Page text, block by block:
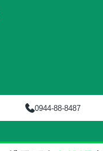
0944-88-8487